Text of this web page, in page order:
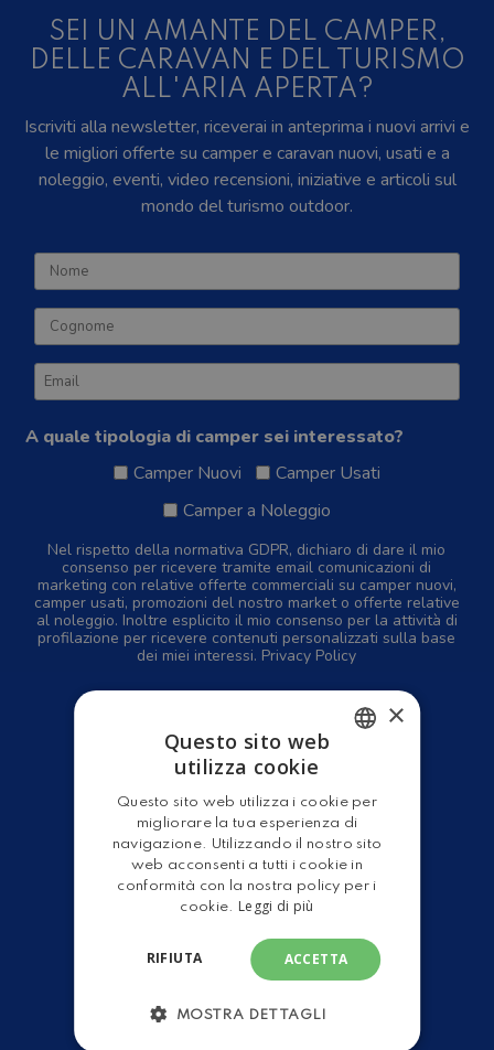
SEI UN AMANTE DEL CAMPER,
DELLE CARAVAN E DEL TURISMO
ALL'ARIA APERTA?
Iscriviti alla newsletter, riceverai in anteprima i nuovi arrivi e
le migliori offerte su camper e caravan nuovi, usati e a
noleggio, eventi, video recensioni, iniziative e articoli sul
mondo del turismo outdoor.
A quale tipologia di camper sei interessato?
Camper Nuovi
Camper Usati
Camper a Noleggio
Nel rispetto della normativa GDPR, dichiaro di dare il mio
consenso per ricevere tramite email comunicazioni di
marketing con relative offerte commerciali su camper nuovi,
camper usati, promozioni del nostro market o offerte relative
al noleggio. Inoltre esplicito il mio consenso per la attività di
profilazione per ricevere contenuti personalizzati sulla base
dei miei interessi. Privacy Policy
Home
Camper Nuovi
Camper Usati
Servizi Officina
Shop
ENGLISH
×
Questo sito web
utilizza cookie
Questo sito web utilizza i cookie per
migliorare la tua esperienza di
navigazione. Utilizzando il nostro sito
web acconsenti a tutti i cookie in
conformità con la nostra policy per i
cookie.
Leggi di più
ACCETTA
RIFIUTA
MOSTRA DETTAGLI